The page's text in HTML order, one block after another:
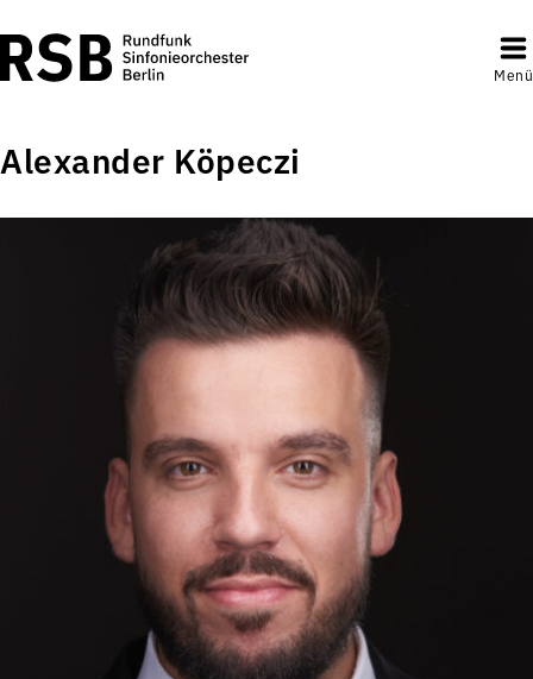
Menü
Alexander Köpeczi